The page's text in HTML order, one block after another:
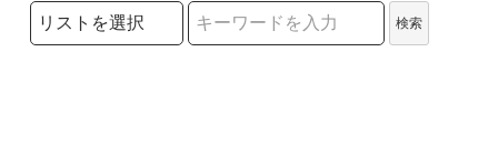
検索リストの選択
検索